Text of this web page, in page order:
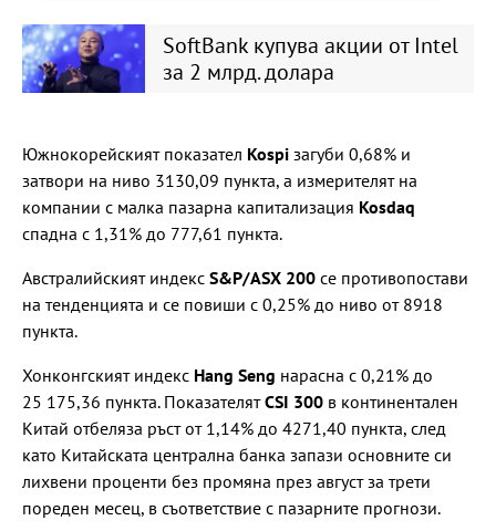
SoftBank купува акции от Intel
за 2 млрд. долара
Южнокорейският показател Kospi загуби 0,68% и
затвори на ниво 3130,09 пункта, а измерителят на
компании с малка пазарна капитализация Kosdaq
спадна с 1,31% до 777,61 пункта.
Австралийският индекс S&P/ASX 200 се противопостави
на тенденцията и се повиши с 0,25% до ниво от 8918
пункта.
Хонконгският индекс Hang Seng нарасна с 0,21% до
25 175,36 пункта. ПоказателятCSI 300 в континентален
Китай отбеляза ръст от 1,14% до 4271,40 пункта, след
като Китайската централна банка запази основните си
лихвени проценти без промяна през август за трети
пореден месец, в съответствие с пазарните прогнози.